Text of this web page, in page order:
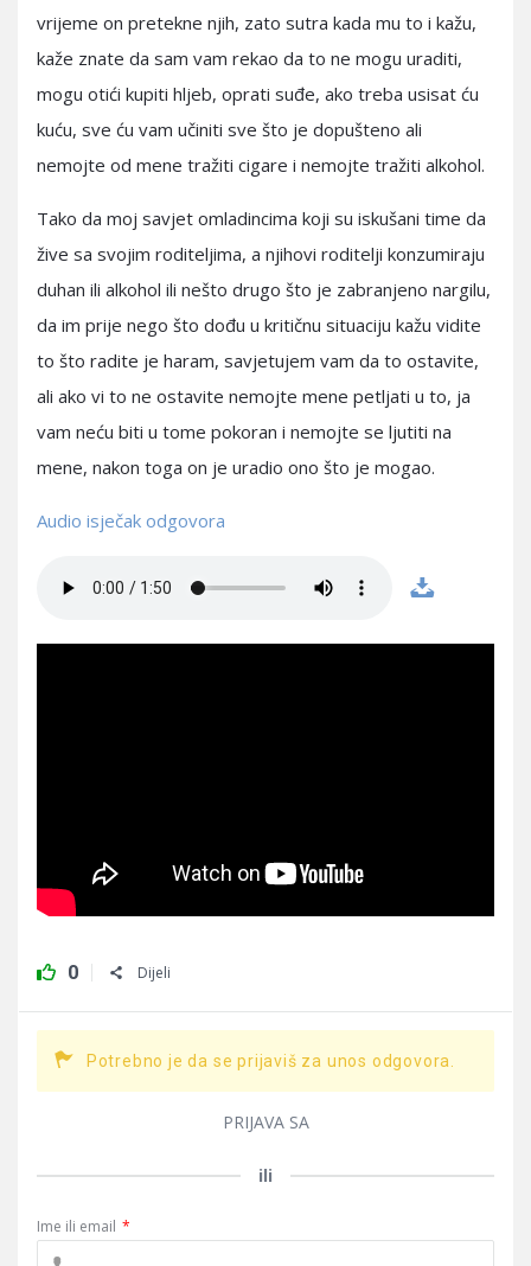
vrijeme on pretekne njih, zato sutra kada mu to i kažu,
kaže znate da sam vam rekao da to ne mogu uraditi,
mogu otići kupiti hljeb, oprati suđe, ako treba usisat ću
kuću, sve ću vam učiniti sve što je dopušteno ali
nemojte od mene tražiti cigare i nemojte tražiti alkohol.
Tako da moj savjet omladincima koji su iskušani time da
žive sa svojim roditeljima, a njihovi roditelji konzumiraju
duhan ili alkohol ili nešto drugo što je zabranjeno nargilu,
da im prije nego što dođu u kritičnu situaciju kažu vidite
to što radite je haram, savjetujem vam da to ostavite,
ali ako vi to ne ostavite nemojte mene petljati u to, ja
vam neću biti u tome pokoran i nemojte se ljutiti na
mene, nakon toga on je uradio ono što je mogao.
Audio isječak odgovora
0 Dijeli
Potrebno je da se prijaviš za unos odgovora.
PRIJAVA SA
ili
Ime ili email *